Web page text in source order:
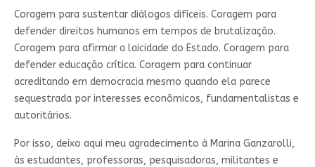
Coragem para sustentar diálogos difíceis. Coragem para
defender direitos humanos em tempos de brutalização.
Coragem para afirmar a laicidade do Estado. Coragem para
defender educação crítica. Coragem para continuar
acreditando em democracia mesmo quando ela parece
sequestrada por interesses econômicos, fundamentalistas e
autoritários.
Por isso, deixo aqui meu agradecimento à Marina Ganzarolli,
às estudantes, professoras, pesquisadoras, militantes e